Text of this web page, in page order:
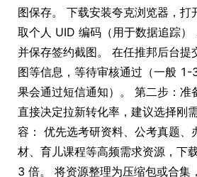
图保存。 下载安装夸克浏览器，打
取个人 UID 编码（用于数据追踪）
并保存签约截图。 在任推邦后台提
图等信息，等待审核通过（一般 1-
果会通过短信通知）。 第二步：准
直接决定拉新转化率，建议选择刚
容： 优先选考研资料、公考真题、
材、育儿课程等高频需求资源，下
3 倍。 将资源整理为压缩包或合集